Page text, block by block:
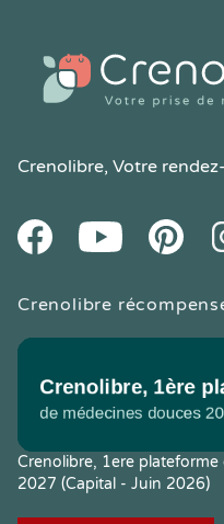
Crenolibre, Votre
FacebookYoutube
Crenolibre
Crenolibre, 1ere
2027 (Capital - Juin 2026)